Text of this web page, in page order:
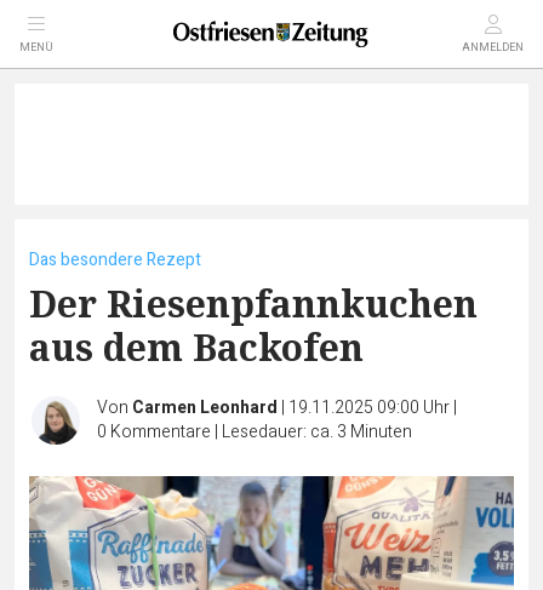
MENÜ ANMELDEN
Das besondere Rezept
Der Riesenpfannkuchen
aus dem Backofen
Von Carmen Leonhard | 19.11.2025 09:00 Uhr|
0 Kommentare | Lesedauer: ca. 3 Minuten